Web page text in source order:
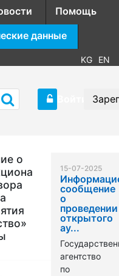
Помощь
данные
KG EN
о
15-07-2025
сообщение
о
проведении
открытого
ау...
агентство
по